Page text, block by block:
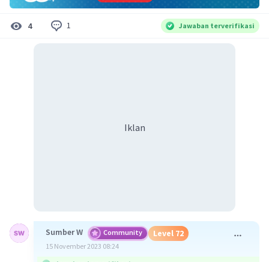
4 1 Jawaban terverifikasi
Iklan
Sumber W Community Level 72
15 November 2023 08:24